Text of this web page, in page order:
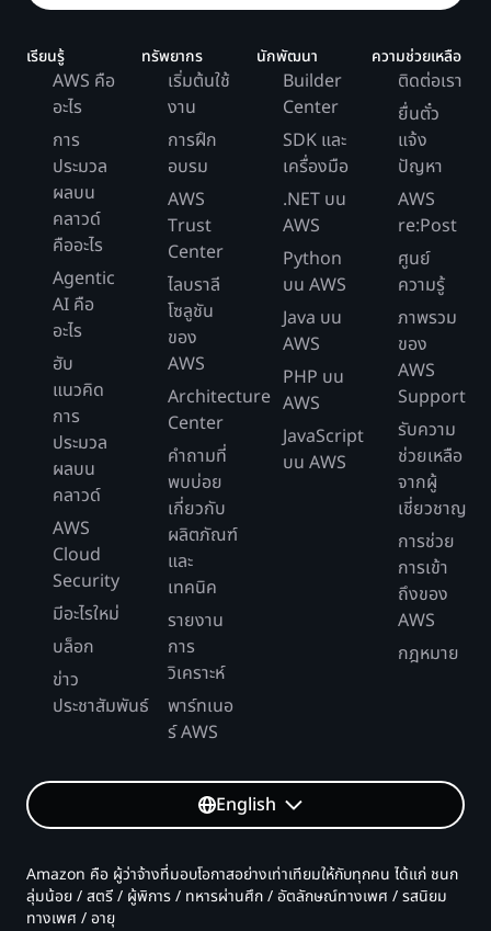
เรียนรู้
AWS คือ
อะไร
การ
ประมวล
ผลบน
คลาวด์
คืออะไร
Agentic
AI คือ
อะไร
ฮับ
แนวคิด
การ
ประมวล
ผลบน
คลาวด์
AWS
Cloud
Security
มีอะไรใหม่
บล็อก
ข่าว
ประชาสัมพันธ์
ทรัพยากร
เริ่มต้นใช้
งาน
การฝึก
อบรม
AWS
Trust
Center
ไลบราลี
โซลูชัน
ของ
AWS
Architecture
Center
คำถามที่
พบบ่อย
เกี่ยวกับ
ผลิตภัณฑ์
และ
เทคนิค
รายงาน
การ
วิเคราะห์
พาร์ทเนอ
ร์ AWS
นักพัฒนา
Builder
Center
SDK และ
เครื่องมือ
.NET บน
AWS
Python
บน AWS
Java บน
AWS
PHP บน
AWS
JavaScript
บน AWS
ความช่วยเหลือ
ติดต่อเรา
ยื่นตั๋ว
แจ้ง
ปัญหา
AWS
re:Post
ศูนย์
ความรู้
ภาพรวม
ของ
AWS
Support
รับความ
ช่วยเหลือ
จากผู้
เชี่ยวชาญ
การช่วย
การเข้า
ถึงของ
AWS
กฎหมาย
English
Amazon คือ ผู้ว่าจ้างที่มอบโอกาสอย่างเท่าเทียมให้กับทุกคน ได้แก่ ชนก
ลุ่มน้อย / สตรี / ผู้พิการ / ทหารผ่านศึก / อัตลักษณ์ทางเพศ / รสนิยม
ทางเพศ / อายุ